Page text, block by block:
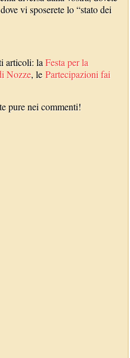
vi sposerete lo “stato dei
articoli: laFesta per la
Nozze, lePartecipazioni fai
pure nei commenti!